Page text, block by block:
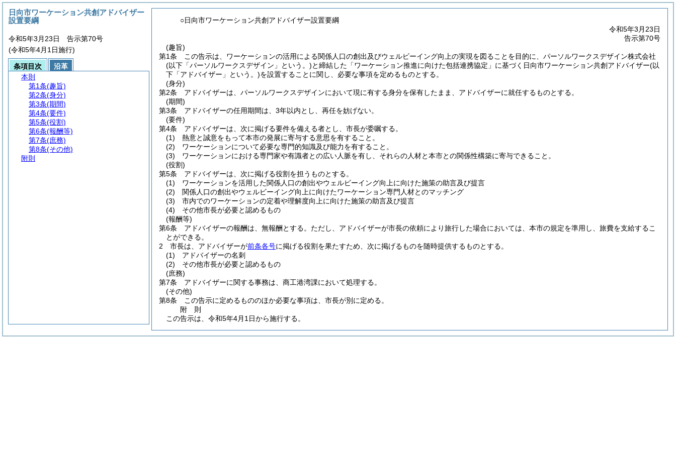
○日向市ワーケーション共創アドバイザー設置要綱
令和5年3月23日
告示第70号
(趣旨)
第1条
この告示は、ワーケーションの活用による関係人口の創出及びウェルビーイング向上の実現を図ることを目的に、パーソルワークスデザイン株式会社
(以下「パーソルワークスデザイン」という。)と締結した「ワーケーション推進に向けた包括連携協定」に基づく日向市ワーケーション共創アドバイザー(以
下「アドバイザー」という。)を設置することに関し、必要な事項を定めるものとする。
(身分)
第2条
アドバイザーは、パーソルワークスデザインにおいて現に有する身分を保有したまま、アドバイザーに就任するものとする。
(期間)
第3条
アドバイザーの任用期間は、3年以内とし、再任を妨げない。
(要件)
第4条
アドバイザーは、次に掲げる要件を備える者とし、市長が委嘱する。
(1)
熱意と誠意をもって本市の発展に寄与する意思を有すること。
(2)
ワーケーションについて必要な専門的知識及び能力を有すること。
(3)
ワーケーションにおける専門家や有識者との広い人脈を有し、それらの人材と本市との関係性構築に寄与できること。
(役割)
第5条
アドバイザーは、次に掲げる役割を担うものとする。
(1)
ワーケーションを活用した関係人口の創出やウェルビーイング向上に向けた施策の助言及び提言
(2)
関係人口の創出やウェルビーイング向上に向けたワーケーション専門人材とのマッチング
(3)
市内でのワーケーションの定着や理解度向上に向けた施策の助言及び提言
(4)
その他市長が必要と認めるもの
(報酬等)
第6条
アドバイザーの報酬は、無報酬とする。 ただし、アドバイザーが市長の依頼により旅行した場合においては、本市の規定を準用し、旅費を支給するこ
とができる。
2
市長は、アドバイザーが前条各号に掲げる役割を果たすため、次に掲げるものを随時提供するものとする。
(1)
アドバイザーの名刺
(2)
その他市長が必要と認めるもの
(庶務)
第7条
アドバイザーに関する事務は、商工港湾課において処理する。
(その他)
第8条
この告示に定めるもののほか必要な事項は、市長が別に定める。
附 則
この告示は、令和5年4月1日から施行する。
日向市ワーケーション共創アドバイザー
設置要綱
令和5年3月23日 告示第70号
(令和5年4月1日施行)
条項目次
沿革
本則
第1条(趣旨)
第2条(身分)
第3条(期間)
第4条(要件)
第5条(役割)
第6条(報酬等)
第7条(庶務)
第8条(その他)
附則